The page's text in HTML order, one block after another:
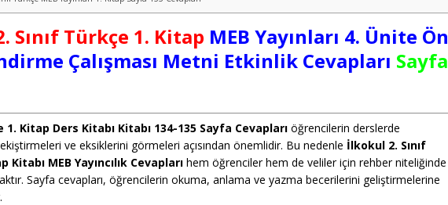
Sınıf Türkçe 1. Kitap MEB Yayınları 4. Ünite Ön
Çalışması Metni Etkinlik Cevapları Sayfa
1. Kitap Ders Kitabı Kitabı 134-135 Sayfa Cevapları öğrencilerin derslerde
ve eksiklerini görmeleri açısından önemlidir. Bu nedenle İlkokul 2. Sınıf
Kitabı MEB Yayıncılık Cevapları hem öğrenciler hem de veliler için rehber niteliğinde
Sayfa cevapları, öğrencilerin okuma, anlama ve yazma becerilerini geliştirmelerine